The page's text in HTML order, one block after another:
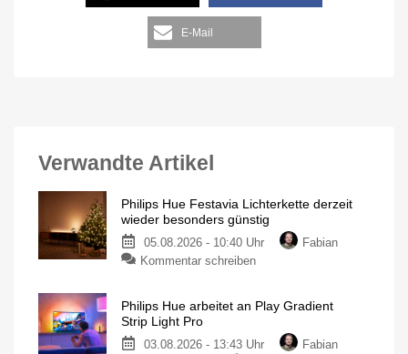
E-Mail
Verwandte Artikel
Philips Hue Festavia Lichterkette derzeit
wieder besonders günstig
05.08.2026 - 10:40 Uhr
Fabian
Kommentar schreiben
Philips Hue arbeitet an Play Gradient
Strip Light Pro
03.08.2026 - 13:43 Uhr
Fabian